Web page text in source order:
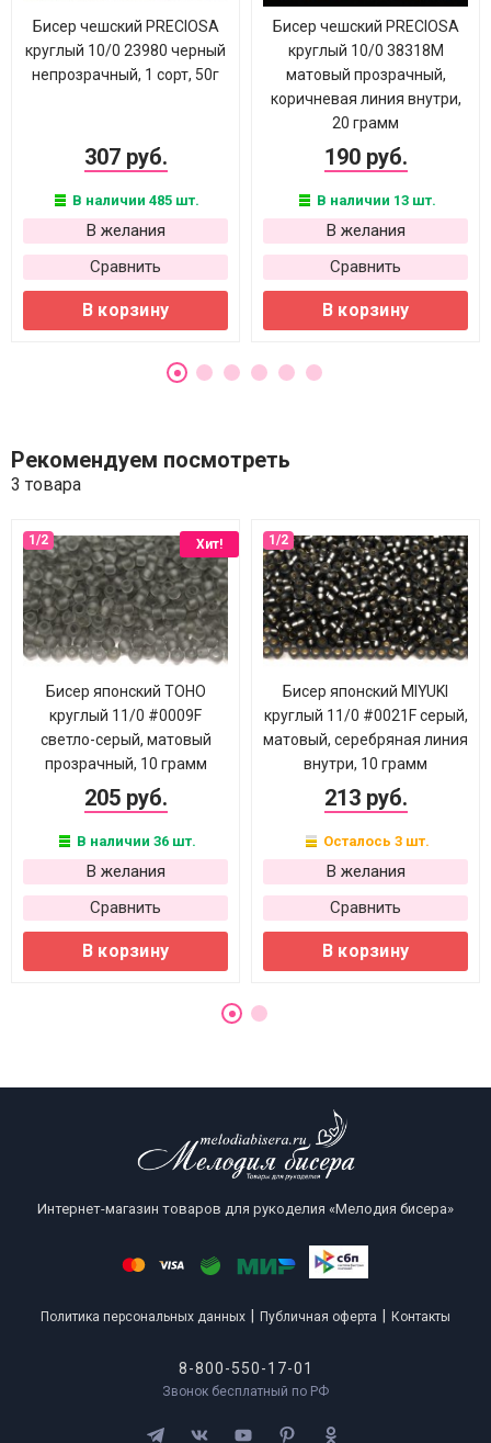
Бисер чешский PRECIOSA
круглый 10/0 23980 черный
непрозрачный, 1 сорт, 50г
307 руб.
В наличии 485 шт.
В желания
Сравнить
В корзину
Бисер чешский PRECIOSA
круглый 10/0 38318М
матовый прозрачный,
коричневая линия внутри,
20 грамм
190 руб.
В наличии 13 шт.
В желания
Сравнить
В корзину
Рекомендуем посмотреть
3 товара
Хит!
Бисер японский TOHO
круглый 11/0 #0009F
светло-серый, матовый
прозрачный, 10 грамм
205 руб.
В наличии 36 шт.
В желания
Сравнить
В корзину
Бисер японский MIYUKI
круглый 11/0 #0021F серый,
матовый, серебряная линия
внутри, 10 грамм
213 руб.
Осталось 3 шт.
В желания
Сравнить
В корзину
Интернет-магазин товаров для рукоделия «Мелодия бисера»
Политика персональных данных Публичная оферта Контакты
8-800-550-17-01
Звонок бесплатный по РФ